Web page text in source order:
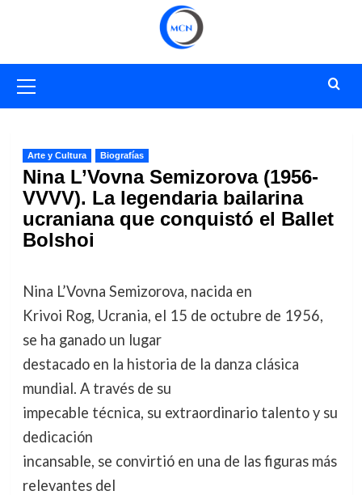
primario
Arte y Cultura Biografías
Nina L’Vovna Semizorova (1956-
VVVV). La legendaria bailarina
ucraniana que conquistó el Ballet
Bolshoi
Nina L’Vovna Semizorova, nacida en
Krivoi Rog, Ucrania, el 15 de octubre de 1956,
se ha ganado un lugar
destacado en la historia de la danza clásica
mundial. A través de su
impecable técnica, su extraordinario talento y su
dedicación
incansable, se convirtió en una de las figuras más
relevantes del